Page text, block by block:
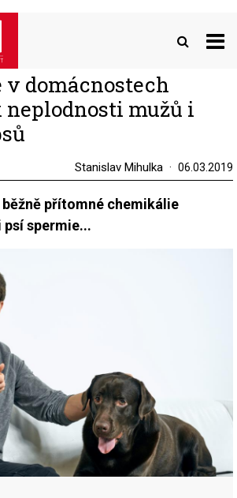
domácnostech
mužů i
Stanislav Mihulka 06.03.2019
přítomné chemikálie
spermie...